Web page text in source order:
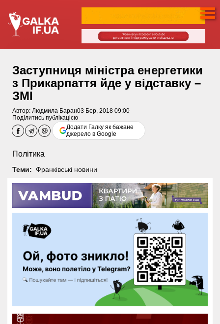
Заступниця міністра енергетики
з Прикарпаття йде у відставку –
ЗМІ
Автор: Людмила Баран03 Бер, 2018 09:00
Поділитись публікацією
Додати Галку як бажане
джерело в Google
Політика
Теми: Франківські новини